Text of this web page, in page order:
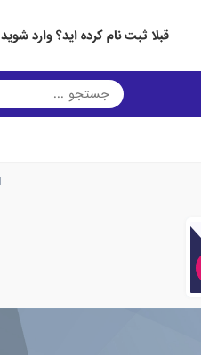
قبلا ثبت نام کرده اید؟ وارد شوید